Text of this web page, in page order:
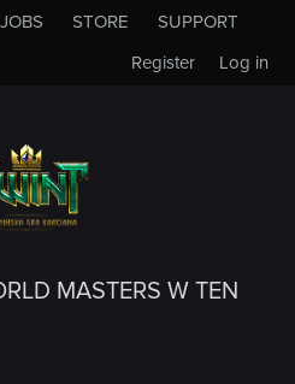
JOBS STORE
SUPPORT
Log in
Register
MASTERS W TEN